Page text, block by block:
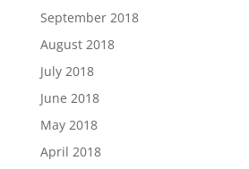
September 2018
August 2018
July 2018
June 2018
May 2018
April 2018